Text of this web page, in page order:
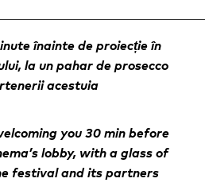
înainte de proiecție în
la un pahar de prosecco
acestuia
you 30 min before
lobby, with a glass of
festival and its partners